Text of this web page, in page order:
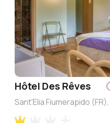
Hôtel Des Rêves
Sant'Elia Fiumerapido